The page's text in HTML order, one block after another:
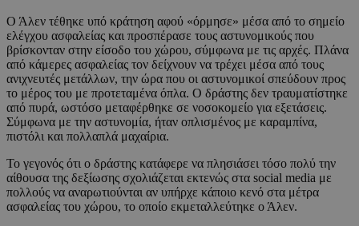
Ο Άλεν τέθηκε υπό κράτηση αφού «όρμησε» μέσα από το σημείο
ελέγχου ασφαλείας και προσπέρασε τους αστυνομικούς που
βρίσκονταν στην είσοδο του χώρου, σύμφωνα με τις αρχές. Πλάνα
από κάμερες ασφαλείας τον δείχνουν να τρέχει μέσα από τους
ανιχνευτές μετάλλων, την ώρα που οι αστυνομικοί σπεύδουν προς
το μέρος του με προτεταμένα όπλα. Ο δράστης δεν τραυματίστηκε
από πυρά, ωστόσο μεταφέρθηκε σε νοσοκομείο για εξετάσεις.
Σύμφωνα με την αστυνομία, ήταν οπλισμένος με καραμπίνα,
πιστόλι και πολλαπλά μαχαίρια.
Το γεγονός ότι ο δράστης κατάφερε να πλησιάσει τόσο πολύ την
αίθουσα της δεξίωσης σχολιάζεται εκτενώς στα social media με
πολλούς να αναρωτιούνται αν υπήρχε κάποιο κενό στα μέτρα
ασφαλείας του χώρου, το οποίο εκμεταλλεύτηκε ο Άλεν.